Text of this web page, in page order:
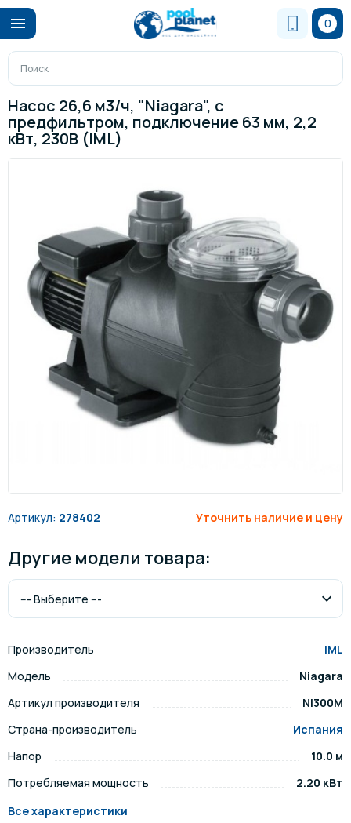
0
Насос 26,6 м3/ч, "Niagara", с
предфильтром, подключение 63 мм, 2,2
кВт, 230В (IML)
Артикул: 278402 Уточнить наличие и цену
Другие модели товара:
Производитель
IML
Модель
Niagara
Артикул производителя
NI300M
Страна-производитель
Испания
Напор
10.0 м
Потребляемая мощность
2.20 кВт
Все характеристики